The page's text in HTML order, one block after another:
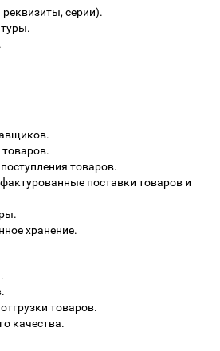
серии).
товаров.
поставки товаров и
хранение.
товаров.
качества.